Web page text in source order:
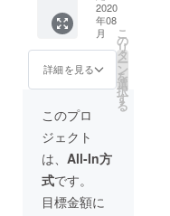
前と一
緒に1ツ
イート
で広報
しま
なのユ
ニオ
ン」の
Twitter
はこち
らで
す。
https://t
活動】
を広報
しま
す！ 約
6400人
のフォ
ロワー
がいる
Twitter
で、 ・
あなた
のお名
前（通
称OK）
・サン
2020
年08
月
詳細を見る
こ
の
リ
タ
ー
ン
を
選
択
す
る
このプロ
ジェクト
は、 All-In方
式です。
目標金額に